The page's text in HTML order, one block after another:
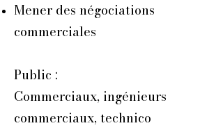
Mener des négociations
commerciales
Public :
Commerciaux, ingénieurs
commerciaux, technico